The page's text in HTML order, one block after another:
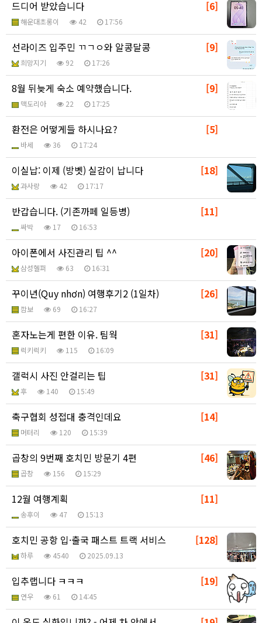
[6]
드디어 받았습니다
해운대초롱이 42 17:56
[9]
선라이즈 입주민 ㄲㄱㅇ와 알콩달콩
희망지기 92 17:26
[9]
8월 뒤늦게 숙소 예약했습니다.
맥도리아 22 17:25
[5]
환전은 어떻게들 하시나요?
바세 36 17:24
[18]
이실납: 이제 (방벳) 실감이 납니다
과사랑 42 17:17
[11]
반갑습니다. (기존까페 일등병)
싸박 17 16:53
[20]
아이폰에서 사진관리 팁 ^^
삼성헬퍼 63 16:31
[26]
꾸이년(Quy nhơn) 여행후기2 (1일차)
깜보 69 16:27
[31]
혼자노는게 편한 이유. 팀웍
럭키럭키 115 16:09
[31]
갤럭시 사진 안걸리는 팁
후 140 15:49
[14]
축구협회 성접대 충격인데요
머터리 120 15:39
[46]
곱창의 9번째 호치민 방문기 4편
곱창 156 15:29
[11]
12월 여행계획
송후이 47 15:13
[128]
호치민 공항 입·출국 패스트 트랙 서비스
하루 4540 2025.09.13
[19]
입추랩니다 ㅋㅋㅋ
연우 61 14:45